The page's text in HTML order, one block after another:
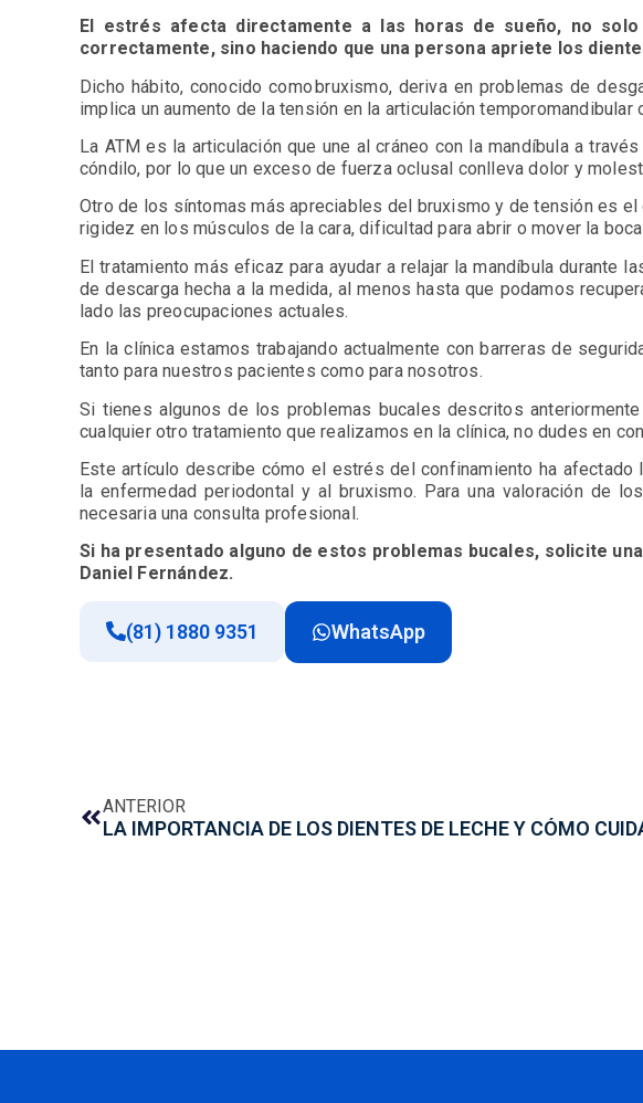
El estrés afecta directamente a las horas de sueño, no
correctamente, sino haciendo que una persona apriete los
Dicho hábito, conocido como bruxismo, deriva en problemas de
implica un aumento de la tensión en la articulación temporomandibular
La ATM es la articulación que une al cráneo con la mandíbula a
cóndilo, por lo que un exceso de fuerza oclusal conlleva dolor y
Otro de los síntomas más apreciables del bruxismo y de tensión es
rigidez en los músculos de la cara, dificultad para abrir o mover la
El tratamiento más eficaz para ayudar a relajar la mandíbula durante
de descarga hecha a la medida, al menos hasta que podamos
lado las preocupaciones actuales.
En la clínica estamos trabajando actualmente con barreras de
tanto para nuestros pacientes como para nosotros.
Si tienes algunos de los problemas bucales descritos
cualquier otro tratamiento que realizamos en la clínica, no dudes en
Este artículo describe cómo el estrés del confinamiento ha afectado
la enfermedad periodontal y al bruxismo. Para una valoración de
necesaria una consulta profesional.
Si ha presentado alguno de estos problemas bucales, solicite
Daniel Fernández.
(81) 1880 9351 WhatsApp
ANTERIOR
LA IMPORTANCIA DE LOS DIENTES DE LECHE Y CÓMO